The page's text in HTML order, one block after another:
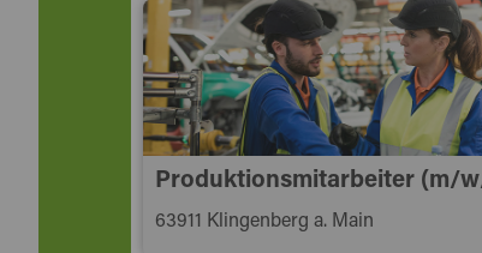
Produktionsmitarbeiter (m/
63911 Klingenberg a. Main